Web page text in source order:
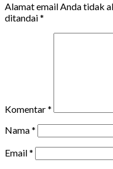
Alamat email Anda tidak
ditandai*
Komentar*
Nama*
Email*